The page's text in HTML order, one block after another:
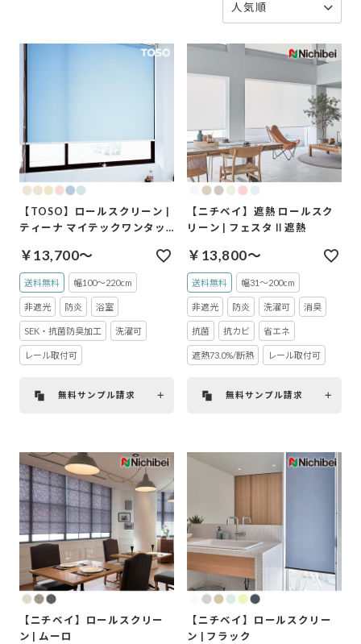
人気順
【TOSO】ロールスクリーン |
ティーナ マイテックワンタッ
￥13,700～
送料無料 幅100～220cm
非遮光 防炎 浴室
SEK・抗菌防臭加工 洗濯可
レール取付可
無料サンプル請求
【ニチベイ】遮熱 ロールスク
リーン | フェスタⅡ遮熱
￥13,800～
送料無料 幅31～200cm
非遮光 防炎 洗濯可 消臭
抗菌 抗カビ 省エネ
遮熱73.0%/断熱 レール取付可
無料サンプル請求
【ニチベイ】ロールスクリー
ン | ムーロ
【ニチベイ】ロールスクリー
ン | フラック